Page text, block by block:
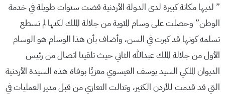
” لديها مكانة كبيرة لدى الدولة الأردنية قضت سنوات طويلة في خدمة
الوطن” وحصلت على وسام المئوية من جلالة الملك لكنها لم تسطع
تسلمه كونها قد كبرت في السن، وأضاف بأن هذا الوسام هو الوسام
الأول من جلالة الملك عبدالله الثاني حيث تلقينا اتصال من رئيس
الديوان الملكي السيد يوسف العيسوي معزيًا بوفاة هذه السيدة الأردنية
التي قد قدمت للأردن الكثير، وتتالت التعازي من قبل مدير العمليات في